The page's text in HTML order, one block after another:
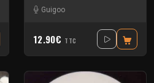
Guigoo
12.90€ TTC